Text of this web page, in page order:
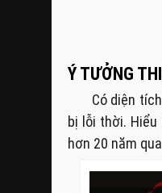
Ý TƯỞNG
Có diện
bị lỗi thời.
hơn 20 năm